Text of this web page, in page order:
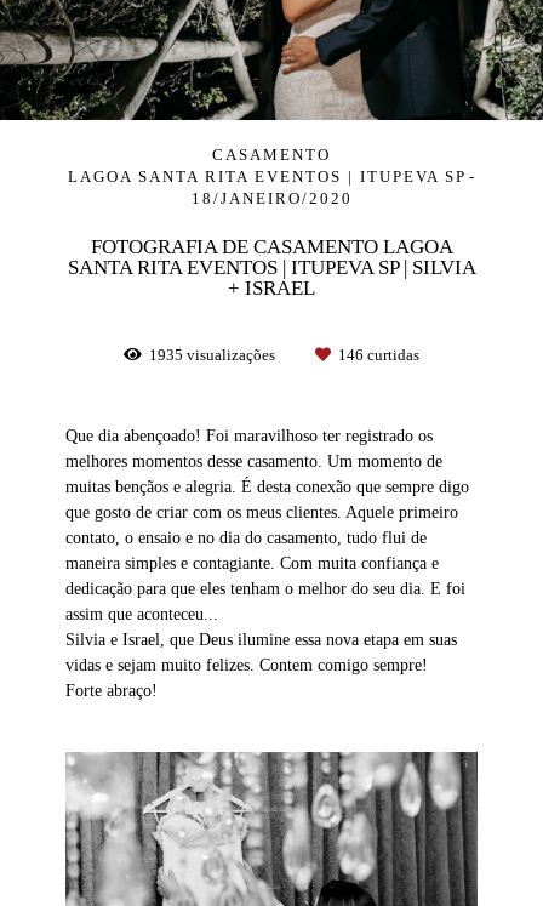
CASAMENTO
LAGOA SANTA RITA EVENTOS | ITUPEVA SP
18/JANEIRO/2020
FOTOGRAFIA DE CASAMENTO LAGOA
SANTA RITA EVENTOS | ITUPEVA SP | SILVIA
+ ISRAEL
1935 visualizações 146 curtidas
Que dia abençoado! Foi maravilhoso ter registrado os
melhores momentos desse casamento. Um momento de
muitas bençãos e alegria. É desta conexão que sempre digo
que gosto de criar com os meus clientes. Aquele primeiro
contato, o ensaio e no dia do casamento, tudo flui de
maneira simples e contagiante. Com muita confiança e
dedicação para que eles tenham o melhor do seu dia. E foi
assim que aconteceu...
Silvia e Israel, que Deus ilumine essa nova etapa em suas
vidas e sejam muito felizes. Contem comigo sempre!
Forte abraço!